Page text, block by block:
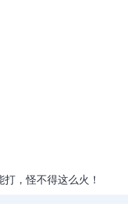
，怪不得这么火！